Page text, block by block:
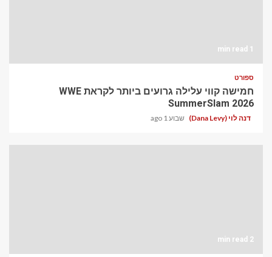
1 min read
ספורט
חמישה קווי עלילה גרועים ביותר לקראת WWE
SummerSlam 2026
דנה לוי (Dana Levy) שבוע 1 ago
2 min read